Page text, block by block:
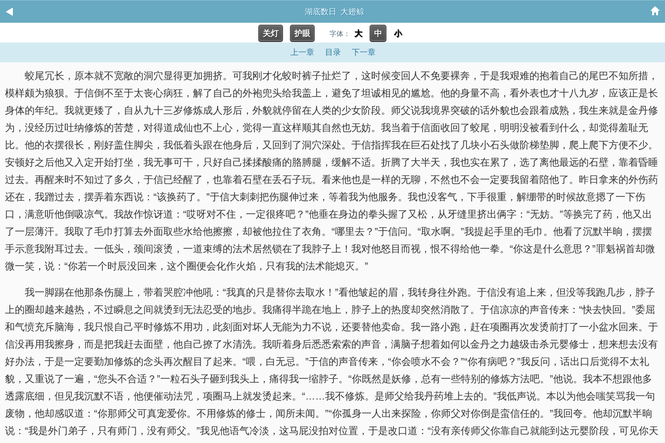
湖底数日 大翅鲸
关灯 护眼 字体： 大 中 小
上一章 目录 下一章
蛟尾冗长，原本就不宽敞的洞穴显得更加拥挤。可我刚才化蛟时裤子扯烂了，这时候变回人不免要裸奔，于是我艰难的抱着自己的尾巴不知所措，
模样颇为狼狈。于信倒不至于太丧心病狂，解了自己的外袍兜头给我盖上，避免了坦诚相见的尴尬。他的身量不高，看外表也才十八九岁，应该正是长
身体的年纪。我就更矮了，自从九十三岁修炼成人形后，外貌就停留在人类的少女阶段。师父说我境界突破的话外貌也会跟着成熟，我生来就是金丹修
为，没经历过吐纳修炼的苦楚，对得道成仙也不上心，觉得一直这样顺其自然也无妨。我当着于信面收回了蛟尾，明明没被看到什么，却觉得羞耻无
比。他的衣摆很长，刚好盖住脚尖，我低着头跟在他身后，又回到了洞穴深处。于信指挥我在巨石处找了几块小石头做阶梯垫脚，爬上爬下方便不少。
安顿好之后他又入定开始打坐，我无事可干，只好自己揉揉酸痛的胳膊腿，缓解不适。折腾了大半天，我也实在累了，选了离他最远的石壁，靠着昏睡
过去。再醒来时不知过了多久，于信已经醒了，也靠着石壁在丢石子玩。看来他也是一样的无聊，不然也不会一定要我留着陪他了。昨日拿来的外伤药
还在，我蹭过去，摆弄着东西说：“该换药了。”于信大刺刺把伤腿伸过来，等着我为他服务。我也没客气，下手很重，解绷带的时候故意摁了一下伤
口，满意听他倒吸凉气。我故作惊讶道：“哎呀对不住，一定很疼吧？”他垂在身边的拳头握了又松，从牙缝里挤出俩字：“无妨。”等换完了药，他又出
了一层薄汗。我取了毛巾打算去外面取些水给他擦擦，却被他拉住了衣角。“哪里去？”于信问。“取水啊。”我提起手里的毛巾。他看了沉默半晌，摆摆
手示意我附耳过去。一低头，颈间滚烫，一道束缚的法术居然锁在了我脖子上！我对他怒目而视，恨不得给他一拳。“你这是什么意思？”罪魁祸首却微
微一笑，说：“你若一个时辰没回来，这个圈便会化作火焰，只有我的法术能熄灭。”
我一脚踢在他那条伤腿上，带着哭腔冲他吼：“我真的只是替你去取水！”看他皱起的眉，我转身往外跑。于信没有追上来，但没等我跑几步，脖子
上的圈却越来越热，不过瞬息之间就烫到无法忍受的地步。我痛得半跪在地上，脖子上的热度却突然消散了。于信凉凉的声音传来：“快去快回。”委屈
和气愤充斥脑海，我只恨自己平时修炼不用功，此刻面对坏人无能为力不说，还要替他卖命。我一路小跑，赶在项圈再次发烫前打了一小盆水回来。于
信没再用我擦身，而是把我赶去面壁，他自己撩了水清洗。我听着身后悉悉索索的声音，满脑子想着如何以金丹之力越级击杀元婴修士，想来想去没有
好办法，于是一定要勤加修炼的念头再次醒目了起来。“喂，白无忌。”于信的声音传来，“你会喷水不会？”“你有病吧？”我反问，话出口后觉得不太礼
貌，又重说了一遍，“您头不合适？”一粒石头子砸到我头上，痛得我一缩脖子。“你既然是妖修，总有一些特别的修炼方法吧。”他说。我本不想跟他多
透露底细，但见我沉默不语，他便催动法咒，项圈马上就发烫起来。“……我不修炼。是师父给我丹药堆上去的。”我低声说。本以为他会嗤笑骂我一句
废物，他却感叹道：“你那师父可真宠爱你。不用修炼的修士，闻所未闻。”“你孤身一人出来探险，你师父对你倒是蛮信任的。”我回夸。他却沉默半晌
说：“我是外门弟子，只有师门，没有师父。”我见他语气冷淡，这马屁没拍对位置，于是改口道：“没有亲传师父你靠自己就能到达元婴阶段，可见你天